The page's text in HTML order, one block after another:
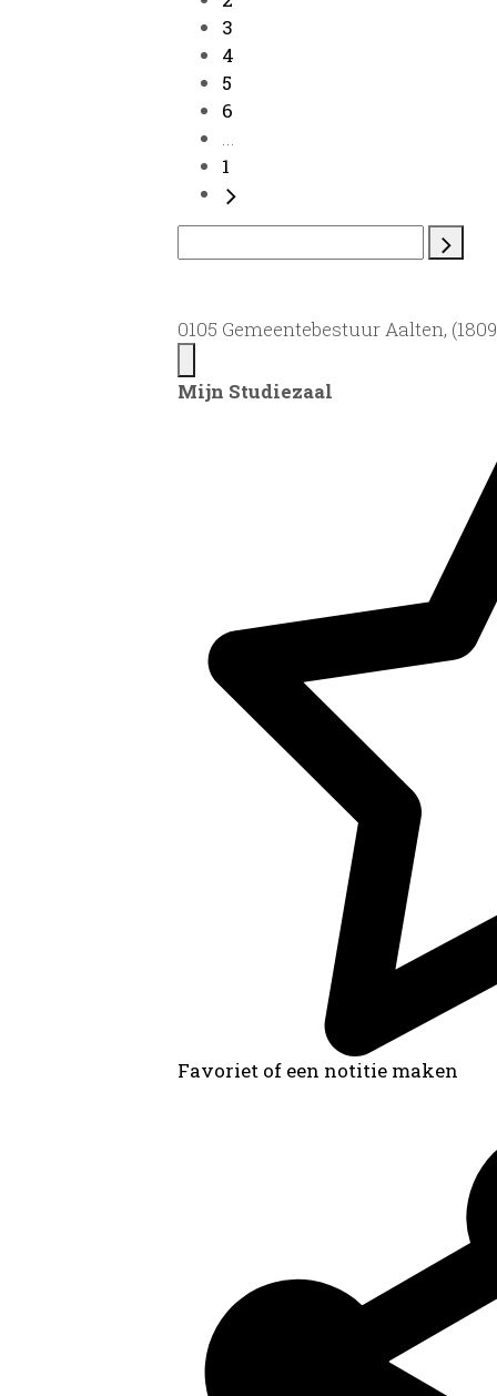
3
4
5
6
...
1
0105 Gemeentebestuur Aalten,
Mijn Studiezaal
Favoriet of een notitie maken